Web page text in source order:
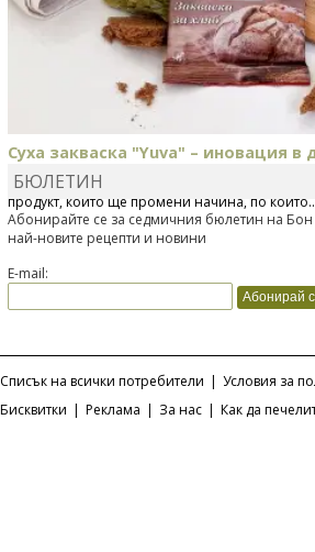
Суха закваска "Yuva" – иновация
Отскоро Лесафр България стартира
продукт, който ще промени начина, по
БЮЛЕТИН
Абонирайте се за седмичния бюлетин на Бон
най-новите рецепти и новини
E-mail:
Списък на всички потребители | Условия за
Бисквитки | Реклама | За нас | Как да